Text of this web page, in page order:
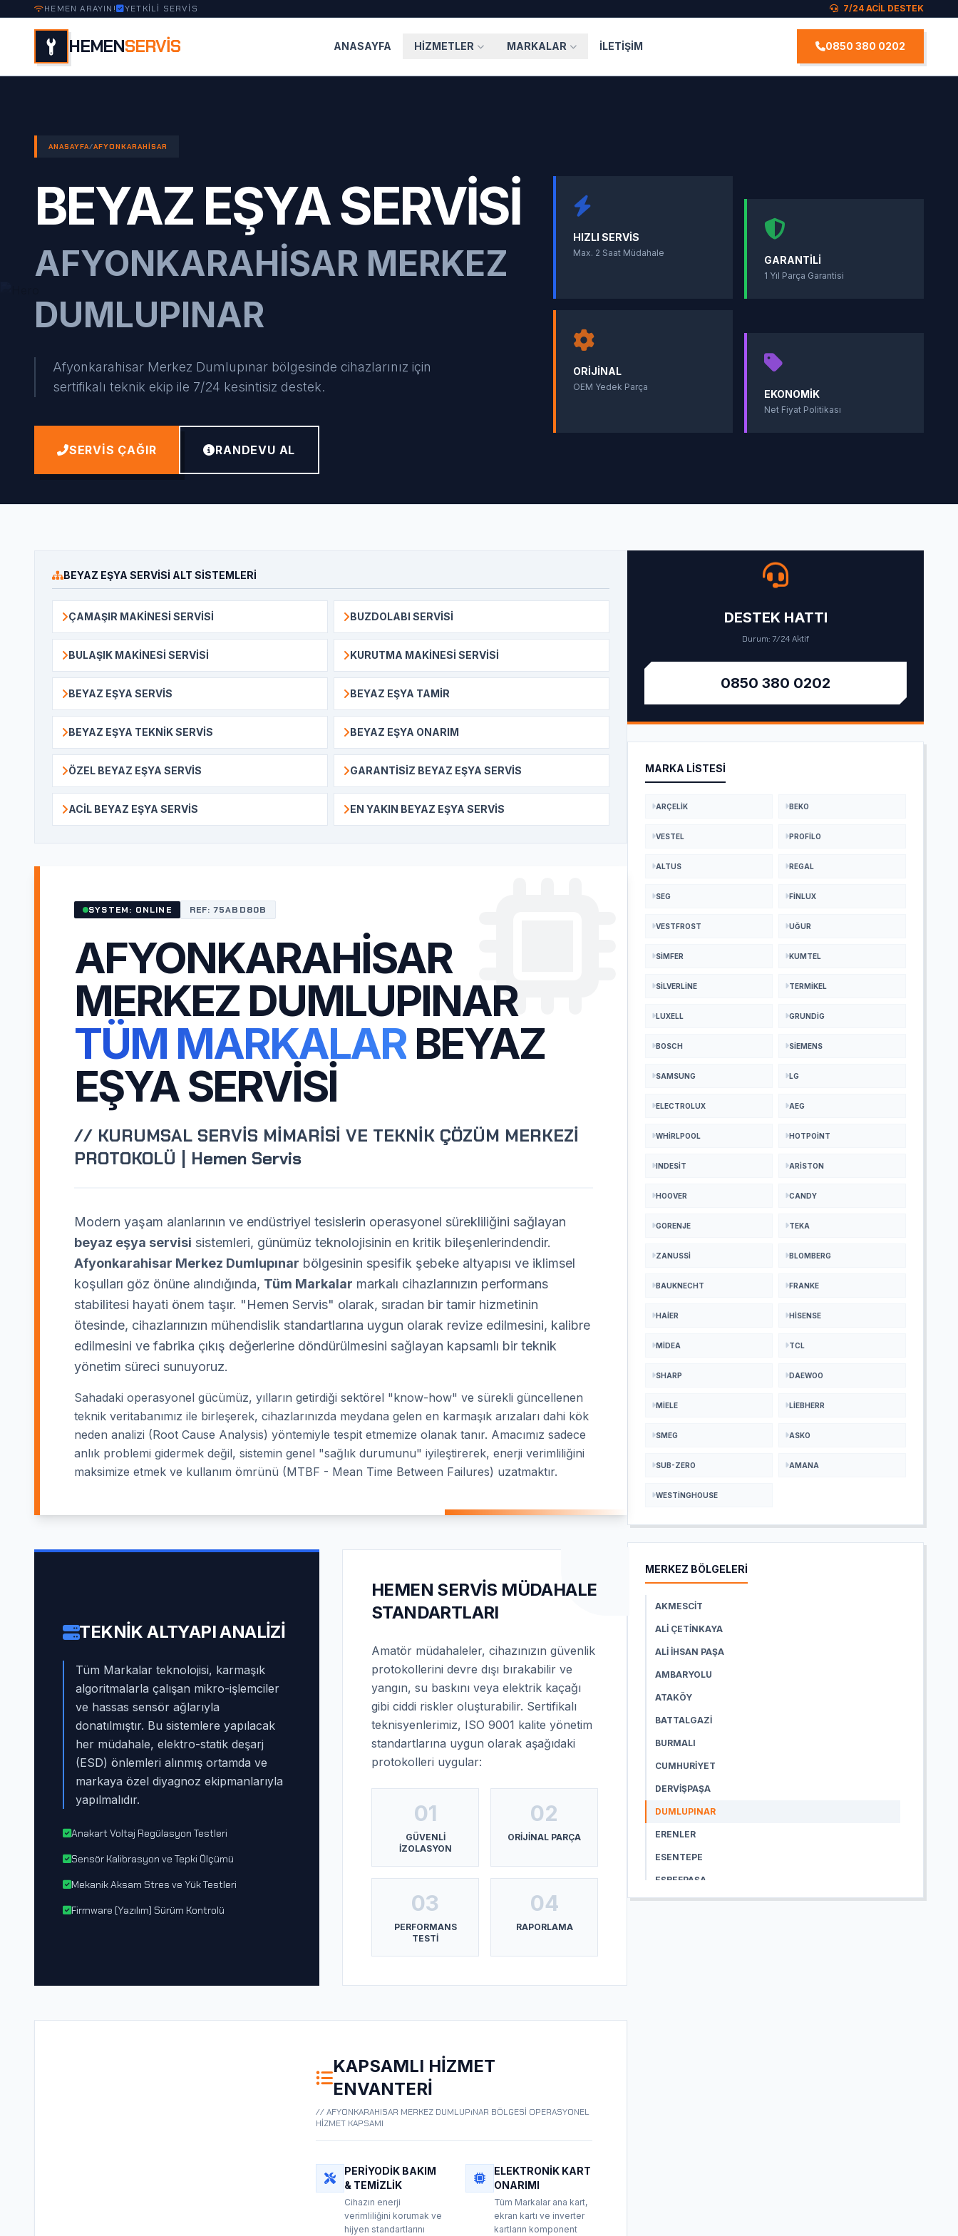
HEMEN ARAYIN! YETKİLİ SERVİS 7/24 ACİL DESTEK
HEMENSERVİS ANASAYFA HIZMETLER MARKALAR İLETIŞIM 0850 380 0202
ANASAYFA/AFYONKARAHISAR
BEYAZ EŞYA SERVISI
AFYONKARAHISAR MERKEZ
DUMLUPINAR
Afyonkarahisar Merkez Dumlupınar bölgesinde cihazlarınız için
sertifikalı teknik ekip ile 7/24 kesintisiz destek.
SERVIS ÇAĞIR RANDEVU AL
HIZLI SERVIS
Max. 2 Saat Müdahale
GARANTILI
1 Yıl Parça Garantisi
ORIJINAL
OEM Yedek Parça
EKONOMIK
Net Fiyat Politikası
BEYAZ EŞYA SERVISI ALT SISTEMLERI
ÇAMAŞIR MAKINESI SERVISI BUZDOLABI SERVISI
BULAŞIK MAKINESI SERVISI KURUTMA MAKINESI SERVISI
BEYAZ EŞYA SERVIS BEYAZ EŞYA TAMIR
BEYAZ EŞYA TEKNIK SERVIS BEYAZ EŞYA ONARIM
ÖZEL BEYAZ EŞYA SERVIS GARANTISIZ BEYAZ EŞYA SERVIS
ACIL BEYAZ EŞYA SERVIS EN YAKIN BEYAZ EŞYA SERVIS
SYSTEM: ONLINE REF: 75ABD80B
AFYONKARAHISAR
MERKEZ DUMLUPINAR
TÜM MARKALAR BEYAZ
EŞYA SERVISI
// KURUMSAL SERVİS MİMARİSİ VE TEKNİK ÇÖZÜM MERKEZİ
PROTOKOLÜ | Hemen Servis
Modern yaşam alanlarının ve endüstriyel tesislerin operasyonel sürekliliğini sağlayan
beyaz eşya servisi sistemleri, günümüz teknolojisinin en kritik bileşenlerindendir.
Afyonkarahisar Merkez Dumlupınar bölgesinin spesifik şebeke altyapısı ve iklimsel
koşulları göz önüne alındığında, Tüm Markalar markalı cihazlarınızın performans
stabilitesi hayati önem taşır. "Hemen Servis" olarak, sıradan bir tamir hizmetinin
ötesinde, cihazlarınızın mühendislik standartlarına uygun olarak revize edilmesini, kalibre
edilmesini ve fabrika çıkış değerlerine döndürülmesini sağlayan kapsamlı bir teknik
yönetim süreci sunuyoruz.
Sahadaki operasyonel gücümüz, yılların getirdiği sektörel "know-how" ve sürekli güncellenen
teknik veritabanımız ile birleşerek, cihazlarınızda meydana gelen en karmaşık arızaları dahi kök
neden analizi (Root Cause Analysis) yöntemiyle tespit etmemize olanak tanır. Amacımız sadece
anlık problemi gidermek değil, sistemin genel "sağlık durumunu" iyileştirerek, enerji verimliliğini
maksimize etmek ve kullanım ömrünü (MTBF - Mean Time Between Failures) uzatmaktır.
TEKNIK ALTYAPI ANALIZI
Tüm Markalar teknolojisi, karmaşık
algoritmalarla çalışan mikro-işlemciler
ve hassas sensör ağlarıyla
donatılmıştır. Bu sistemlere yapılacak
her müdahale, elektro-statik deşarj
(ESD) önlemleri alınmış ortamda ve
markaya özel diyagnoz ekipmanlarıyla
yapılmalıdır.
Anakart Voltaj Regülasyon Testleri
Sensör Kalibrasyon ve Tepki Ölçümü
Mekanik Aksam Stres ve Yük Testleri
Firmware (Yazılım) Sürüm Kontrolü
HEMEN SERVIS MÜDAHALE
STANDARTLARI
Amatör müdahaleler, cihazınızın güvenlik
protokollerini devre dışı bırakabilir ve
yangın, su baskını veya elektrik kaçağı
gibi ciddi riskler oluşturabilir. Sertifikalı
teknisyenlerimiz, ISO 9001 kalite yönetim
standartlarına uygun olarak aşağıdaki
protokolleri uygular:
01
GÜVENLI
İZOLASYON
02
ORIJINAL PARÇA
03
PERFORMANS
TESTI
04
RAPORLAMA
KAPSAMLI HIZMET
ENVANTERI
// AFYONKARAHISAR MERKEZ DUMLUPıNAR BÖLGESİ OPERASYONEL
HİZMET KAPSAMI
PERIYODIK BAKIM
& TEMIZLIK
Cihazın enerji
verimliliğini korumak ve
hijyen standartlarını
ELEKTRONIK KART
ONARIMI
Tüm Markalar ana kart,
ekran kartı ve inverter
kartların komponent
DESTEK HATTI
Durum: 7/24 Aktif
0850 380 0202
MARKA LISTESI
ARÇELIK BEKO
VESTEL PROFILO
ALTUS REGAL
SEG FINLUX
VESTFROST UĞUR
SIMFER KUMTEL
SILVERLINE TERMIKEL
LUXELL GRUNDIG
BOSCH SIEMENS
SAMSUNG LG
ELECTROLUX AEG
WHIRLPOOL HOTPOINT
INDESIT ARISTON
HOOVER CANDY
GORENJE TEKA
ZANUSSI BLOMBERG
BAUKNECHT FRANKE
HAIER HISENSE
MIDEA TCL
SHARP DAEWOO
MIELE LIEBHERR
SMEG ASKO
SUB-ZERO AMANA
WESTINGHOUSE
MERKEZ BÖLGELERİ
AKMESCIT
ALI ÇETINKAYA
ALI İHSAN PAŞA
AMBARYOLU
ATAKÖY
BATTALGAZI
BURMALI
CUMHURIYET
DERVIŞPAŞA
DUMLUPINAR
ERENLER
ESENTEPE
EŞREFPAŞA
FATIH